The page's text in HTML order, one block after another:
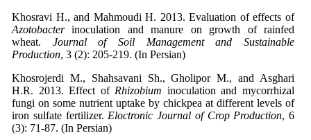
Khosravi H., and Mahmoudi H. 2013. Evaluation of effects of
Azotobacterinoculation and manure on growth of rainfed
wheat. Journal of Soil Management and Sustainable
Production, 3 (2): 205-219. (In Persian)
Khosrojerdi M., Shahsavani Sh., Gholipor M., and Asghari
H.R. 2013. Effect of Rhizobium inoculation and mycorrhizal
fungi on some nutrient uptake by chickpea at different levels of
iron sulfate fertilizer. Eloctronic Journal of Crop Production, 6
(3): 71-87. (In Persian)